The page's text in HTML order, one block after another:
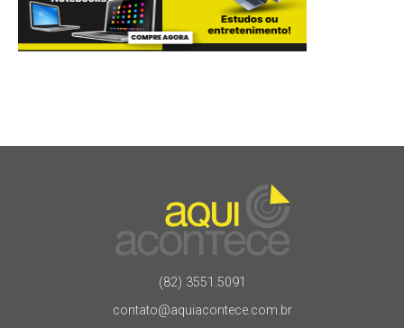
(82) 3551.5091
contato@aquiacontece.com.br